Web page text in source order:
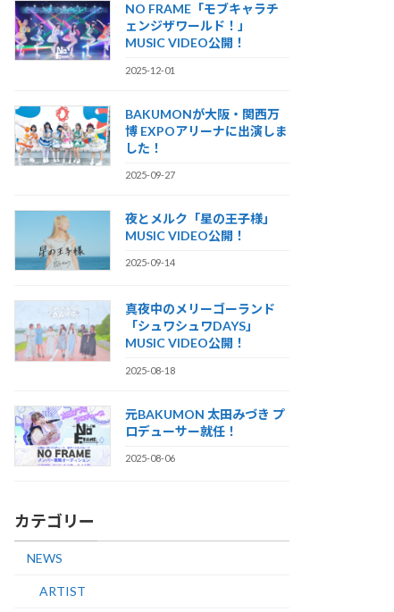
NO FRAME「モブキャラチ
ェンジザワールド！」
MUSIC VIDEO公開！
2025-12-01
BAKUMONが大阪・関西万
博 EXPOアリーナに出演しま
した！
2025-09-27
夜とメルク「星の王子様」
MUSIC VIDEO公開！
2025-09-14
真夜中のメリーゴーランド
「シュワシュワDAYS」
MUSIC VIDEO公開！
2025-08-18
元BAKUMON 太田みづき プ
ロデューサー就任！
2025-08-06
カテゴリー
NEWS
ARTIST